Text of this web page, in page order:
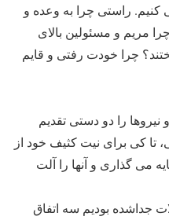
کنیم. راستی چرا به وعده و
مریم و مسئولین بالای
چرا خودت رفتی و قایم
را دو دستی تقدیم
تا کی برای نیت کثیف خود از
می گذاری و آنها را آلت
جداشده بودیم سه اتفاق